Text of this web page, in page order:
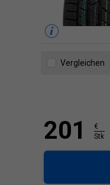
Vergleichen
201
€
Stk